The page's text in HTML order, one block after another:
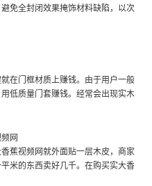
免全封闭效果掩饰材料缺陷，以次
在门框材质上赚钱。由于用户一般
低质量门套赚钱。经常会出现实木
网
蕉视频网就外面贴一层木皮，商家
米的东西卖好几千。在购买实大香